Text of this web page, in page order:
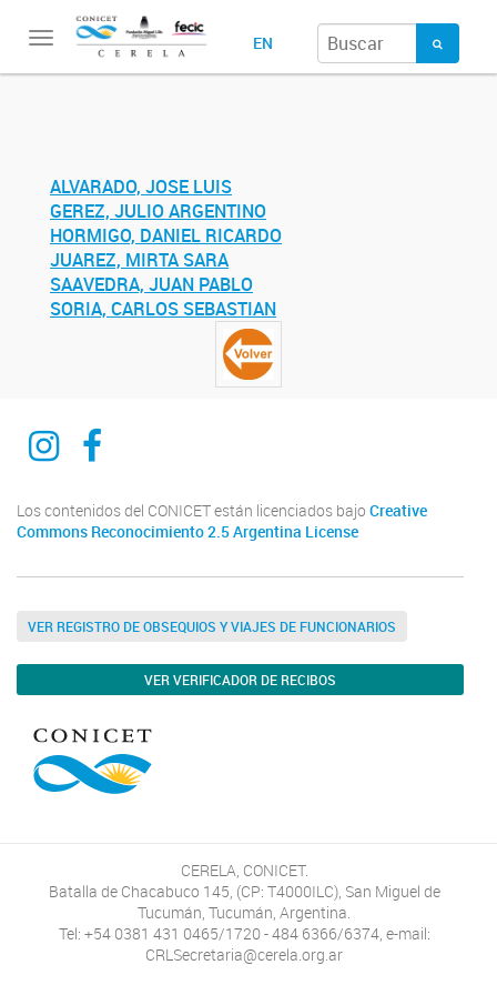
Toggle
navigation
EN
ALVARADO, JOSE LUIS
GEREZ, JULIO ARGENTINO
HORMIGO, DANIEL RICARDO
JUAREZ, MIRTA SARA
SAAVEDRA, JUAN PABLO
SORIA, CARLOS SEBASTIAN
Instagram
Facebook
Los contenidos del CONICET están licenciados bajo Creative
Commons Reconocimiento 2.5 Argentina License
VER REGISTRO DE OBSEQUIOS Y VIAJES DE FUNCIONARIOS
VER VERIFICADOR DE RECIBOS
CERELA, CONICET.
Batalla de Chacabuco 145, (CP: T4000ILC), San Miguel de
Tucumán, Tucumán, Argentina.
Tel: +54 0381 431 0465/1720 - 484 6366/6374, e-mail:
CRLSecretaria@cerela.org.ar